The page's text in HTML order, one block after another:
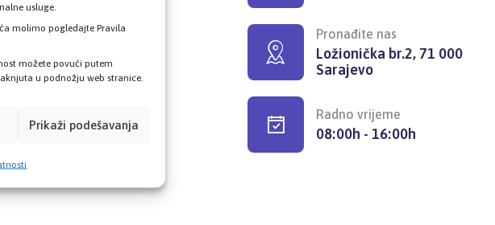
usluge.
molimo pogledajte Pravila
možete povući putem
u podnožju web stranice.
Prikaži podešavanja
Pronađite nas
Ložionička br.2, 71 000
Sarajevo
Radno vrijeme
08:00h - 16:00h